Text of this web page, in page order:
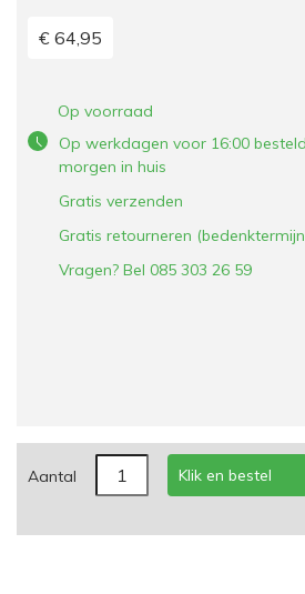
€ 64,95
Op voorraad
Op werkdagen voor 16:00
morgen in huis
Gratis verzenden
Gratis retourneren
Vragen? Bel 085 303 26 59
Aantal Klik en bestel